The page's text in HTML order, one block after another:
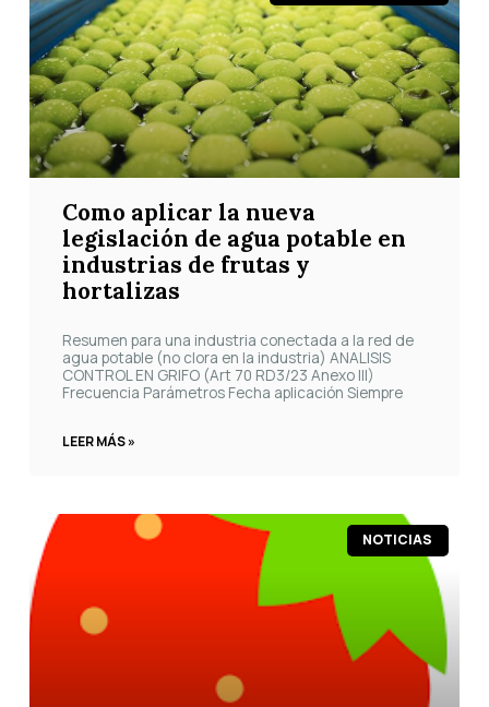
Como aplicar la nueva
legislación de agua potable en
industrias de frutas y
hortalizas
Resumen para una industria conectada a la red de
agua potable (no clora en la industria) ANALISIS
CONTROL EN GRIFO (Art 70 RD3/23 Anexo III)
Frecuencia Parámetros Fecha aplicación Siempre
LEER MÁS »
NOTICIAS